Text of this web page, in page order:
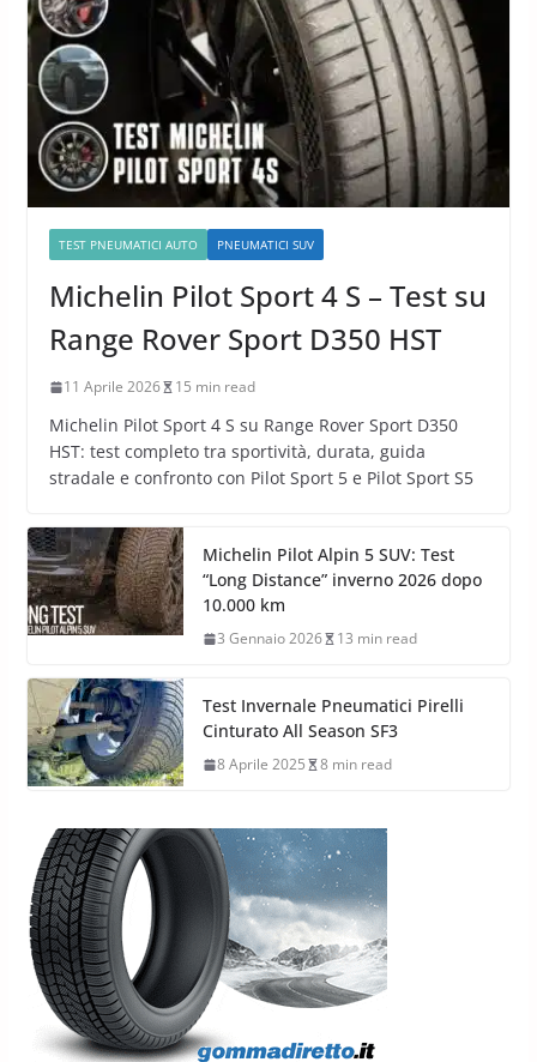
TEST PNEUMATICI AUTO PNEUMATICI SUV
Michelin Pilot Sport 4 S – Test su
Range Rover Sport D350 HST
11 Aprile 2026 15 min read
Michelin Pilot Sport 4 S su Range Rover Sport D350
HST: test completo tra sportività, durata, guida
stradale e confronto con Pilot Sport 5 e Pilot Sport S5
Michelin Pilot Alpin 5 SUV: Test
“Long Distance” inverno 2026 dopo
10.000 km
3 Gennaio 2026 13 min read
Test Invernale Pneumatici Pirelli
Cinturato All Season SF3
8 Aprile 2025 8 min read